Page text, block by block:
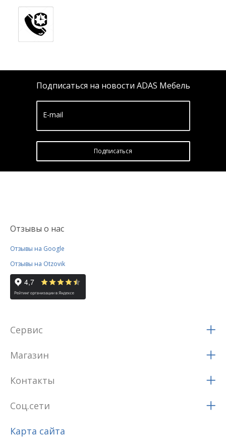
Подписаться на новости ADAS Мебель
E-mail
Подписатьcя
Отзывы о нас
Отзывы на Google
Отзывы на Otzovik
Сервис
Магазин
Контакты
Соц.сети
Карта сайта